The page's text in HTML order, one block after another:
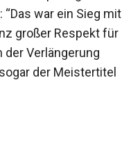
war ein Sieg mit
großer Respekt für
Verlängerung
der Meistertitel